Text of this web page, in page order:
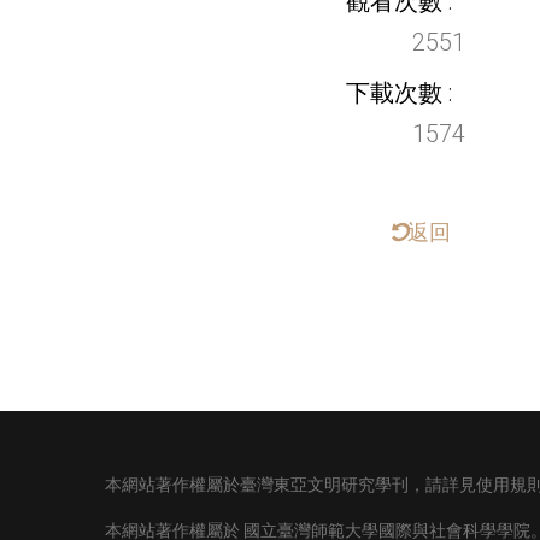
2551
下載次數
1574
返回
本網站著作權屬於臺灣東亞文明研究學刊，請詳見使用規
本網站著作權屬於 國立臺灣師範大學國際與社會科學學院